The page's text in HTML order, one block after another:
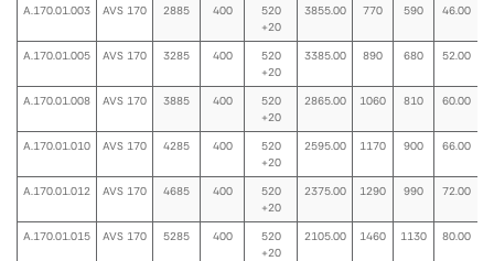
A.170.01.003 AVS 170 2885 400
520
+20
3855.00 770 590 46.00
A.170.01.005 AVS 170 3285 400
520
+20
3385.00 890 680 52.00
A.170.01.008 AVS 170 3885 400
520
+20
2865.00 1060 810 60.00
A.170.01.010 AVS 170 4285 400
520
+20
2595.00 1170 900 66.00
A.170.01.012 AVS 170 4685 400
520
+20
2375.00 1290 990 72.00
A.170.01.015 AVS 170 5285 400
520
+20
2105.00 1460 1130 80.00